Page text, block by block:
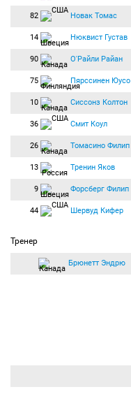
82 Новак Томас
14 Нюквист Густав
90 О'Райли Райан
75 Пярссинен Юусо
10 Сиссонз Колтон
36 Смит Коул
26 Томасино Филип
13 Тренин Яков
9 Форсберг Филип
44 Шервуд Кифер
Тренер
Брюнетт Эндрю